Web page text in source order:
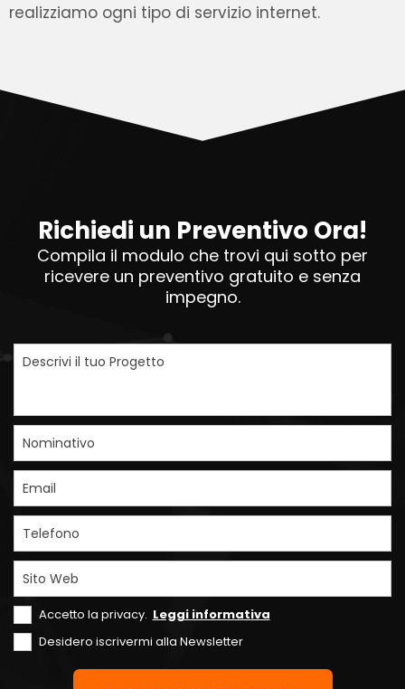
realizziamo ogni tipo di servizio internet.
Richiedi un Preventivo Ora!
Compila il modulo che trovi qui sotto per
ricevere un preventivo gratuito e senza
impegno.
Descrivi il tuo Progetto
Nominativo
Email
Telefono
Sito Web
Accetto la privacy. Leggi informativa
Desidero iscrivermi alla Newsletter